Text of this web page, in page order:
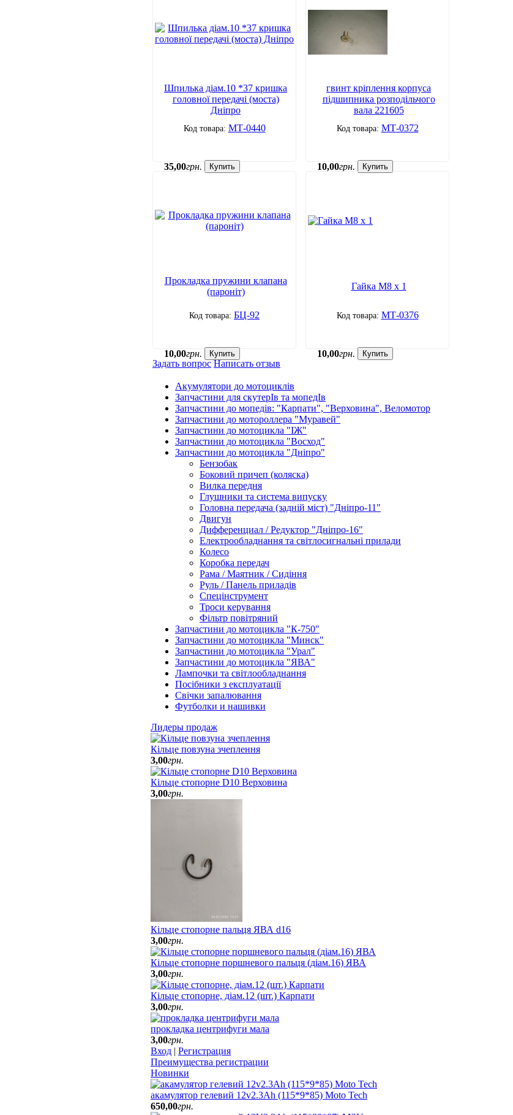
Шпилька діам.10 *37 кришка
головної передачі (моста)
Дніпро
МТ-0440
35,00грн. Купить
гвинт кріплення корпуса
підшипника розподільчого
вала 221605
МТ-0372
10,00грн. Купить
Прокладка пружини клапана
(пароніт)
БЦ-92
10,00грн. Купить
Гайка М8 х 1
МТ-0376
10,00грн. Купить
Задать вопрос Написать отзыв
Акумулятори до мотоциклів
Запчастини для скутерІв та мопедІв
Запчастини до мопедів: "Карпати", "Верховина", Веломотор
Запчастини до мотороллера "Муравей"
Запчастини до мотоцикла "ІЖ"
Запчастини до мотоцикла "Восход"
Запчастини до мотоцикла "Дніпро"
Бензобак
Боковий причеп (коляска)
Вилка передня
Глушники та система випуску
Головна передача (задній міст) "Дніпро-11"
Двигун
Дифференциал / Редуктор "Дніпро-16"
Електрообладнання та світлосигнальні прилади
Колесо
Коробка передач
Рама / Маятник / Сидіння
Руль / Панель приладів
Спецінструмент
Троси керування
Фільтр повітряний
Запчастини до мотоцикла "К-750"
Запчастини до мотоцикла "Минск"
Запчастини до мотоцикла "Урал"
Запчастини до мотоцикла "ЯВА"
Лампочки та світлообладнання
Посібники з експлуатації
Свічки запалювання
Футболки и нашивки
Лидеры продаж
Кільце повзуна зчеплення
3,00грн.
Кільце стопорне D10 Верховина
3,00грн.
Кільце стопорне пальця ЯВА d16
3,00грн.
Кільце стопорне поршневого пальця (діам.16) ЯВА
3,00грн.
Кільце стопорне, діам.12 (шт.) Карпати
3,00грн.
прокладка центрифуги мала
3,00грн.
Вход | Регистрация
Преимущества регистрации
Новинки
акамулятор гелевий 12v2.3Ah (115*9*85) Moto Tech
650,00грн.